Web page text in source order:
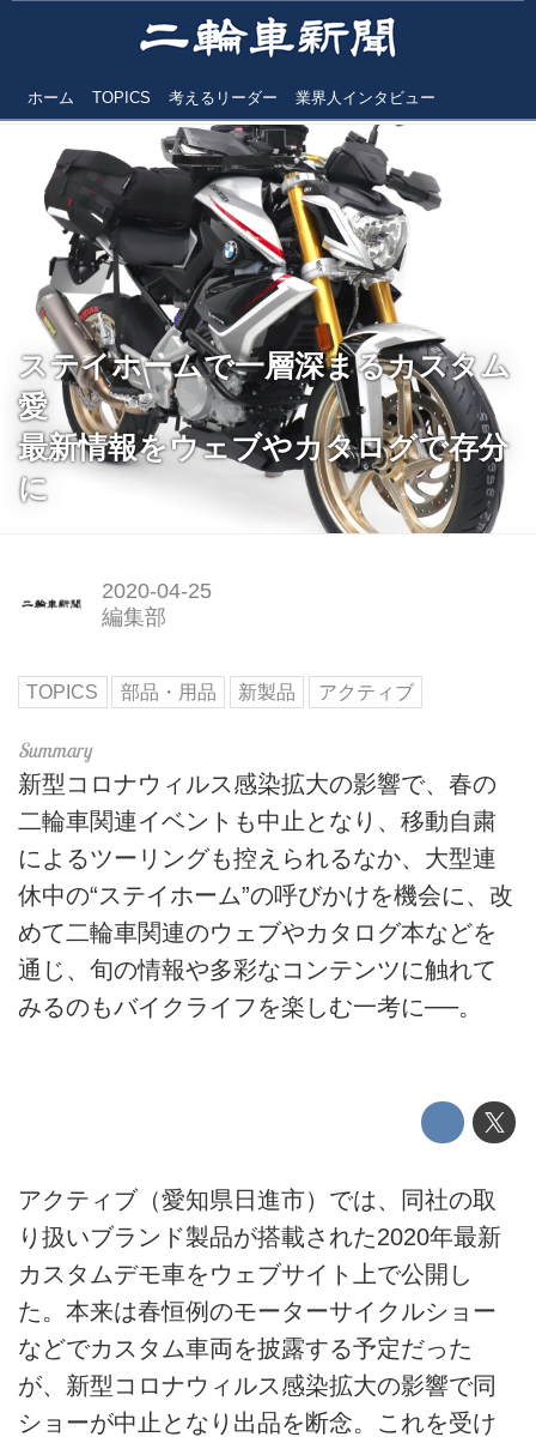
ホーム TOPICS 考えるリーダー 業界人インタビュー
ステイホームで一層深まるカスタム
愛
最新情報をウェブやカタログで存分
に
2020-04-25
編集部
TOPICS 部品・用品 新製品 アクティブ
新型コロナウィルス感染拡大の影響で、春の
二輪車関連イベントも中止となり、移動自粛
によるツーリングも控えられるなか、大型連
休中の“ステイホーム”の呼びかけを機会に、改
めて二輪車関連のウェブやカタログ本などを
通じ、旬の情報や多彩なコンテンツに触れて
みるのもバイクライフを楽しむ一考に──。
アクティブ（愛知県日進市）では、同社の取
り扱いブランド製品が搭載された2020年最新
カスタムデモ車をウェブサイト上で公開し
た。本来は春恒例のモーターサイクルショー
などでカスタム車両を披露する予定だった
が、新型コロナウィルス感染拡大の影響で同
ショーが中止となり出品を断念。これを受け